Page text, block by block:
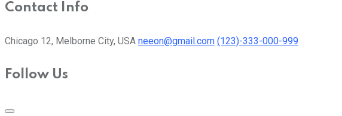
Contact Info
Chicago 12, Melborne City, USA neeon@gmail.com (123)-333-000-999
Follow Us